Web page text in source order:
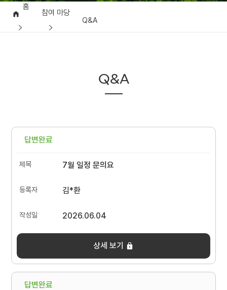
홈
참여 마당
Q&A
Q&A
답변완료
7월 일정 문의요
김*환
2026.06.04
상세 보기
답변완료